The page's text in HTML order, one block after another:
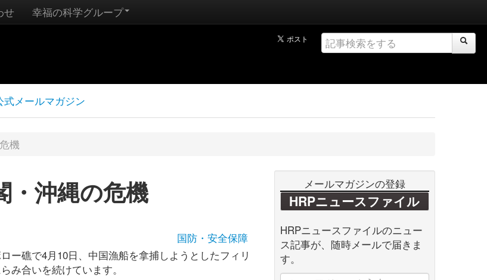
せ 幸福の科学グループ
式メールマガジン
機
・沖縄の危機
国防・安全保障
ー礁で4月10日、中国漁船を拿捕しようとしたフィリ
み合いを続けています。
メールマガジンの登録
HRPニュースファイル
HRPニュースファイルのニュー
ス記事が、随時メールで届きま
す。